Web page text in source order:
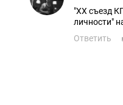
"ХХ съезд
личности"
Ответить